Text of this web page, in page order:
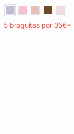
5 braguitas por 35€*